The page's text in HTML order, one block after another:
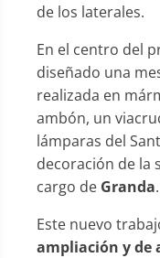
de los laterales.
En el centro del
diseñado una
realizada en
ambón, un
lámparas del
decoración de la
cargo de Granda.
Este nuevo
ampliación y de